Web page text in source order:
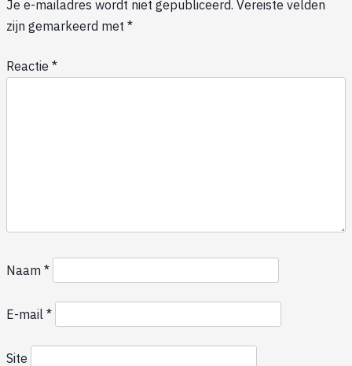
Je e-mailadres wordt niet gepubliceerd. Vereiste velden
zijn gemarkeerd met *
Reactie *
Naam *
E-mail *
Site